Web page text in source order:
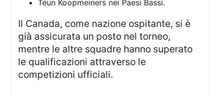
Teun Koopmeiners nei Paesi Bassi.
Il Canada, come nazione ospitante, si è
già assicurata un posto nel torneo,
mentre le altre squadre hanno superato
le qualificazioni attraverso le
competizioni ufficiali.